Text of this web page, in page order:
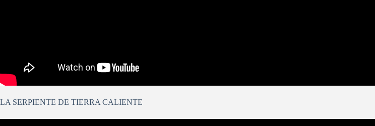
LA SERPIENTE DE TIERRA CALIENTE